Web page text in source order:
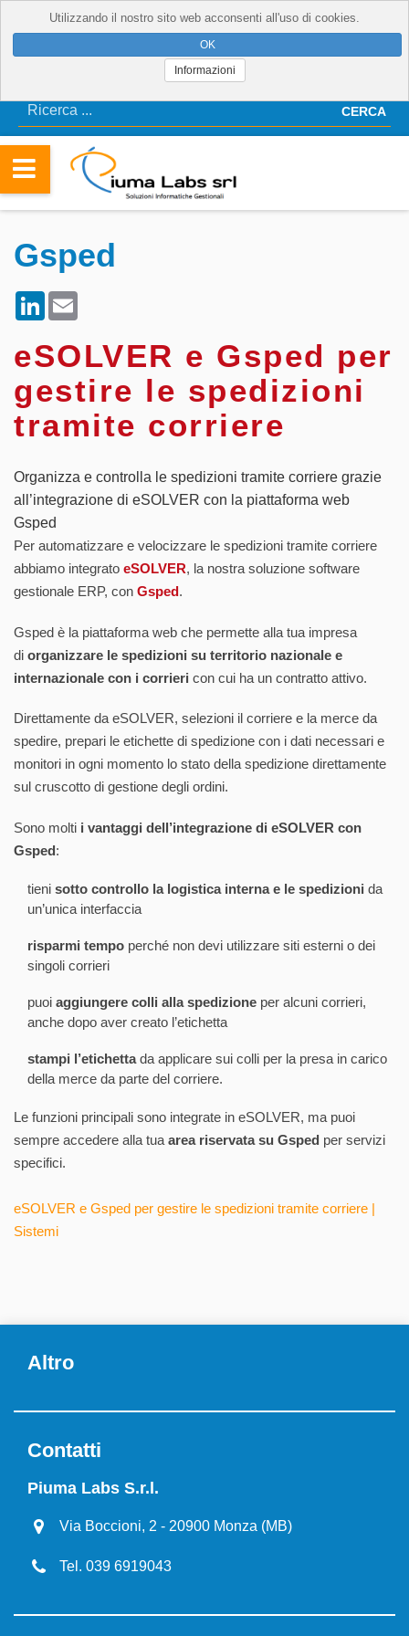
CERCA
Gsped
LinkedIn
eSOLVER e Gsped per
gestire le spedizioni
tramite corriere
Organizza e controlla le spedizioni tramite corriere grazie
all’integrazione di eSOLVER con la piattaforma web
Gsped
Per automatizzare e velocizzare le spedizioni tramite corriere
abbiamo integrato eSOLVER, la nostra soluzione software
gestionale ERP, con Gsped.
Gsped è la piattaforma web che permette alla tua impresa
di organizzare le spedizioni su territorio nazionale e
internazionale con i corrieri con cui ha un contratto attivo.
Direttamente da eSOLVER, selezioni il corriere e la merce da
spedire, prepari le etichette di spedizione con i dati necessari e
monitori in ogni momento lo stato della spedizione direttamente
sul cruscotto di gestione degli ordini.
Sono molti i vantaggi dell’integrazione di eSOLVER con
Gsped:
tieni sotto controllo la logistica interna e le spedizioni da
un’unica interfaccia
risparmi tempo perché non devi utilizzare siti esterni o dei
singoli corrieri
puoi aggiungere colli alla spedizione per alcuni corrieri,
anche dopo aver creato l’etichetta
stampi l’etichettada applicare sui colli per la presa in carico
della merce da parte del corriere.
Le funzioni principali sono integrate in eSOLVER, ma puoi
sempre accedere alla tua area riservata su Gsped per servizi
specifici.
eSOLVER e Gsped per gestire le spedizioni tramite corriere |
Sistemi
Altro
Contatti
Piuma Labs S.r.l.
Via Boccioni, 2 - 20900 Monza (MB)
Tel. 039 6919043
Utilizzando il nostro sito web acconsenti all'uso di cookies.
Informazioni